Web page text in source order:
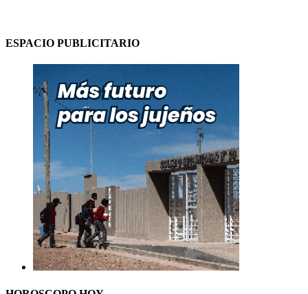
ESPACIO PUBLICITARIO